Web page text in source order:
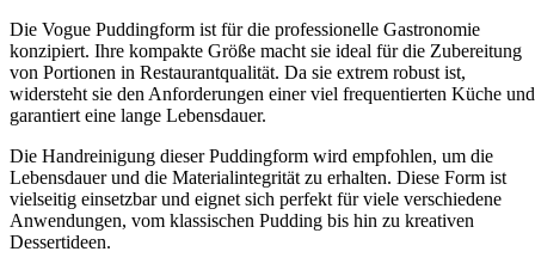
Die Vogue Puddingform ist für die professionelle Gastronomie
konzipiert. Ihre kompakte Größe macht sie ideal für die Zubereitung
von Portionen in Restaurantqualität. Da sie extrem robust ist,
widersteht sie den Anforderungen einer viel frequentierten Küche und
garantiert eine lange Lebensdauer.
Die Handreinigung dieser Puddingform wird empfohlen, um die
Lebensdauer und die Materialintegrität zu erhalten. Diese Form ist
vielseitig einsetzbar und eignet sich perfekt für viele verschiedene
Anwendungen, vom klassischen Pudding bis hin zu kreativen
Dessertideen.